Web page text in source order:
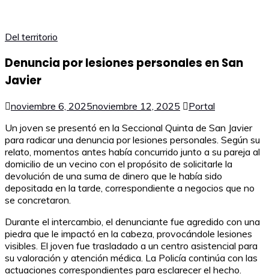
Del territorio
Denuncia por lesiones personales en San
Javier
noviembre 6, 2025noviembre 12, 2025
Portal
Un joven se presentó en la Seccional Quinta de San Javier
para radicar una denuncia por lesiones personales. Según su
relato, momentos antes había concurrido junto a su pareja al
domicilio de un vecino con el propósito de solicitarle la
devolución de una suma de dinero que le había sido
depositada en la tarde, correspondiente a negocios que no
se concretaron.
Durante el intercambio, el denunciante fue agredido con una
piedra que le impactó en la cabeza, provocándole lesiones
visibles. El joven fue trasladado a un centro asistencial para
su valoración y atención médica. La Policía continúa con las
actuaciones correspondientes para esclarecer el hecho.